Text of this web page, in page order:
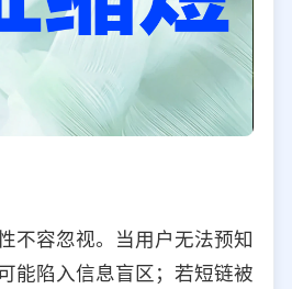
不容忽视。当用户无法预知
能陷入信息盲区；若短链被